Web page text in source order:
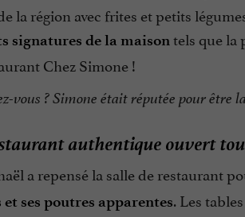
la région avec frites et petits
signatures de la maisontels que la
Chez Simone !
vous ? Simone était réputée pour être
authentique ouvert
a repensé la salle de restaurant
ses poutres apparentes. Les